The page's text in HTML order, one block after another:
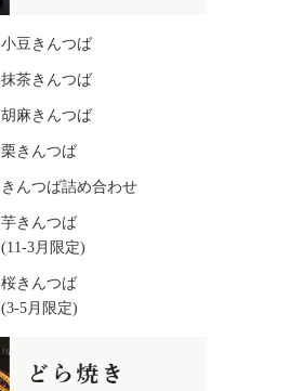
小豆きんつば
抹茶きんつば
胡麻きんつば
栗きんつば
きんつば詰め合わせ
芋きんつば
(11-3月限定)
桜きんつば
(3-5月限定)